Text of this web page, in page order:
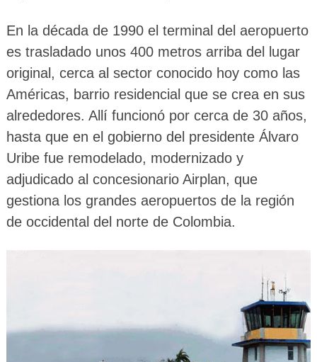
En la década de 1990 el terminal del aeropuerto
es trasladado unos 400 metros arriba del lugar
original, cerca al sector conocido hoy como las
Américas, barrio residencial que se crea en sus
alrededores. Allí funcionó por cerca de 30 años,
hasta que en el gobierno del presidente Álvaro
Uribe fue remodelado, modernizado y
adjudicado al concesionario Airplan, que
gestiona los grandes aeropuertos de la región
de occidental del norte de Colombia.